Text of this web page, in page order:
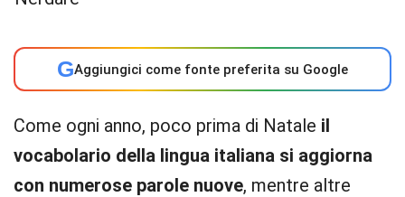
GAggiungici come fonte preferita su Google
Come ogni anno, poco prima di Natale il
vocabolario della lingua italiana si aggiorna
con numerose parole nuove, mentre altre